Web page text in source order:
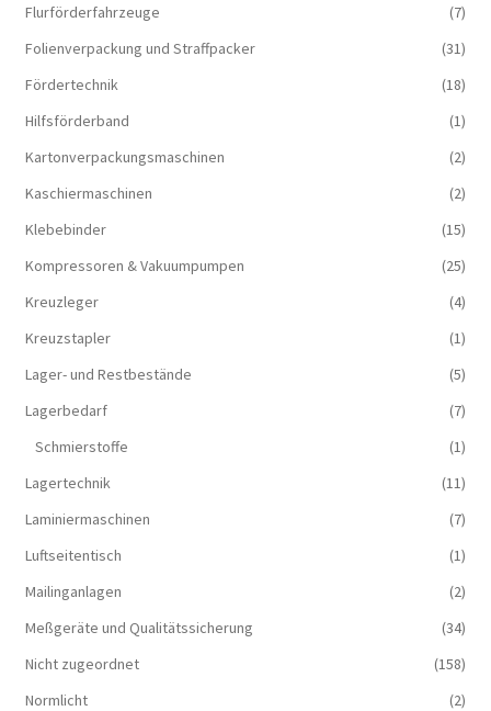
Flurförderfahrzeuge
(7)
Folienverpackung und Straffpacker
(31)
Fördertechnik
(18)
Hilfsförderband
(1)
Kartonverpackungsmaschinen
(2)
Kaschiermaschinen
(2)
Klebebinder
(15)
Kompressoren & Vakuum­pumpen
(25)
Kreuzleger
(4)
Kreuzstapler
(1)
Lager- und Restbestände
(5)
Lagerbedarf
(7)
Schmierstoffe
(1)
Lagertechnik
(11)
Laminiermaschinen
(7)
Luftseitentisch
(1)
Mailinganlagen
(2)
Meßgeräte und Qualitätssicherung
(34)
Nicht zugeordnet
(158)
Normlicht
(2)